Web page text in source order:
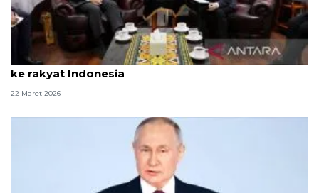
Dubes Mesir sampaikan ucapan selamat Idul Fitri
ke rakyat Indonesia
22 Maret 2026